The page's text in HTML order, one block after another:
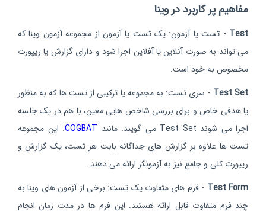
مفاهیم پر کاربرد در وینا
Test - تست یا آزمون: یک تست یا آزمون از مجموعه آزمون وینا که
می تواند به صورت آنلاین یا آفلاین اجرا شود و دارای گزارش یا ریپورت
مخصوص به خود است.
Test Set - سری تست: به مجموعه یا ترکیبی از تست ها که به منظور
یا هدفی خاص و برای بررسی شاخص هایی معین، با هم در یک جلسه
اجرا می شوند Test Set می گویند. مانند
COGBAT. این مجموعه
تست ها علاوه بر گزارش های جداگانه بابت هر تست، یک گزارش و
ریپورت کلی و جامع نیز به آزمونگر ارائه می دهند.
Test Form - فرم های متفاوت یک تست: برخی از آزمون های وینا به
چند فرم متفاوت قابل ارائه هستند. این فرم ها در مدت زمان انجام